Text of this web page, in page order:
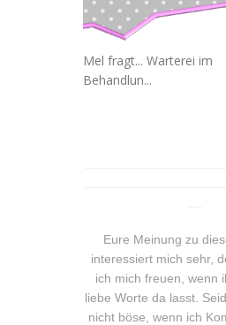
Mel fragt... Warterei im
Behandlun...
Eure Meinung zu
interessiert mich sehr,
ich mich freuen, wenn
liebe Worte da lasst.
nicht böse, wenn ich